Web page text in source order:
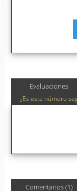
Evaluaciones
¿Es este número
Comentarios (1)